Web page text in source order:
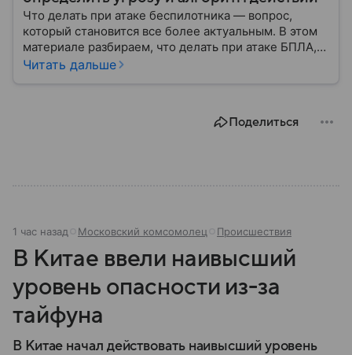
Что делать при атаке беспилотника — вопрос,
который становится все более актуальным. В этом
материале разбираем, что делать при атаке БПЛА,
как распознать угрозу, какие действия предпринять
Читать дальше
Поделиться
1 час назад Московский комсомолец Происшествия
В Китае ввели наивысший
уровень опасности из-за
тайфуна
В Китае начал действовать наивысший уровень